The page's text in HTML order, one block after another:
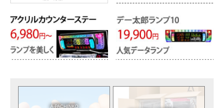
A-PACHINKO